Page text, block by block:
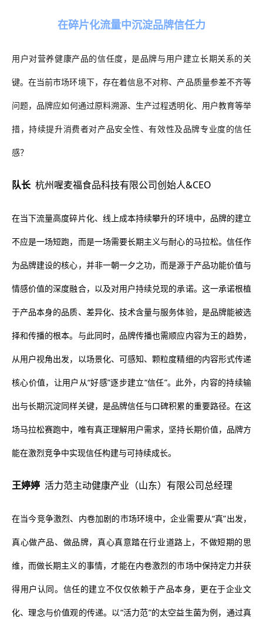
在碎片化流量中沉淀品牌信任力
用户对营养健康产品的信任度，是品牌与用户建立长期关系的关
键。在当前市场环境下，存在着信息不对称、产品质量参差不齐等
问题， 品牌应如何通过原料溯源、生产过程透明化、用户教育等举
措，持续提升消费者对产品安全性、有效性及品牌专业度的信任
感？
队长 杭州喔麦福食品科技有限公司创始人&CEO
在当下流量高度碎片化、线上成本持续攀升的环境中，品牌的建立
不应是一场短跑，而是一场需要长期主义与耐心的马拉松。信任作
为品牌建设的核心，并非一朝一夕之功，而是源于产品功能价值与
情感价值的深度融合，以及对用户持续兑现的承诺。这一承诺根植
于产品本身的品质、差异化、技术含量与服务体验，是品牌能被选
择和传播的根本。与此同时，品牌传播也需顺应内容为王的趋势，
从用户视角出发，以场景化、可感知、颗粒度精细的内容形式传递
核心价值，让用户从“好感”逐步建立“信任”。此外，内容的持续输
出与长期沉淀同样关键，是品牌信任与口碑积累的重要路径。在这
场马拉松赛跑中，唯有真正理解用户需求，坚持长期价值，品牌方
能在激烈竞争中实现信任构建与可持续成长。
王婷婷 活力范主动健康产业（山东）有限公司总经理
在当今竞争激烈、内卷加剧的市场环境中，企业需要从“真”出发，
真心做产品、做品牌，真心真意踏在行业道路上，不做短期的思
维，而做长期主义的事情，才能在内卷激烈的市场中保持定力并获
得用户认同。信任的建立不仅仅依赖于产品本身，更在于企业文
化、理念与价值观的传递。以“活力范”的太空益生菌为例，通过真